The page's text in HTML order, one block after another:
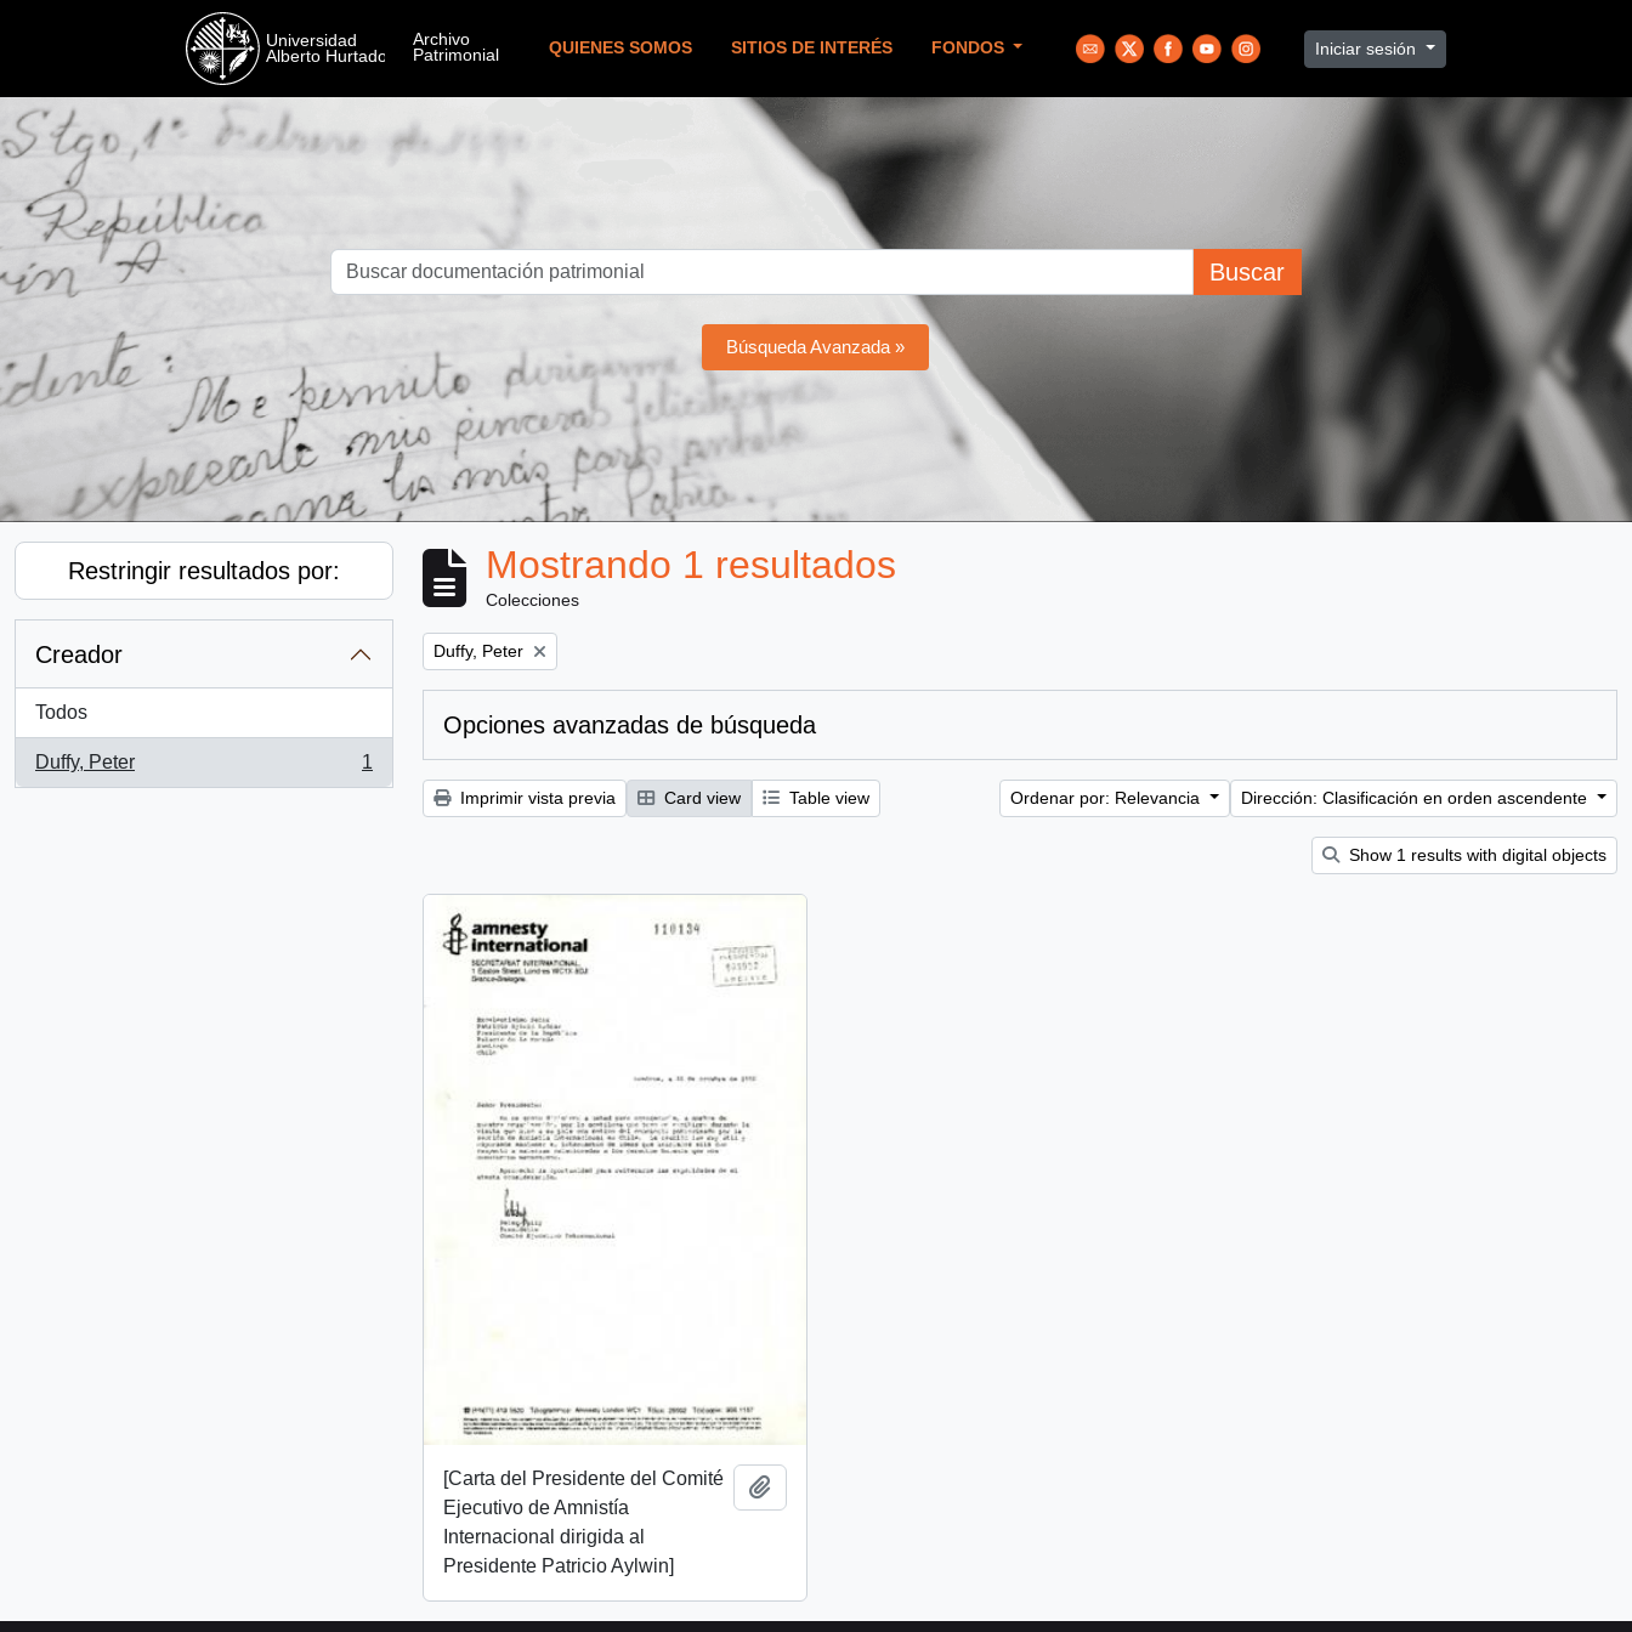
QUIENES SOMOS SITIOS DE INTERÉS FONDOS Iniciar sesión
Buscar
Búsqueda Avanzada »
Restringir resultados por:
Creador
Todos
Duffy, Peter
, 1 resultados
1
Mostrando 1 resultados
Colecciones
Remove filter:
Duffy, Peter
Opciones avanzadas de búsqueda
Imprimir vista previa Card view Table view Ordenar por: Relevancia Dirección: Clasificación en orden ascendente
Show 1 results with digital objects
[Carta del Presidente del Comité
Ejecutivo de Amnistía
Internacional dirigida al
Presidente Patricio Aylwin]